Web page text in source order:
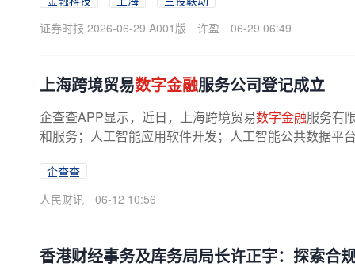
证券时报 2026-06-29 A001版
许盈 06-29 06:49
上海跨境贸易数字金融服务公司登记成立
企查查APP显示，近日，上海跨境贸易数字金融服务有
和服务；人工智能应用软件开发；人工智能公共数据平
企查查
人民财讯
06-12 10:56
香港财经事务及库务局局长许正宇：探索合